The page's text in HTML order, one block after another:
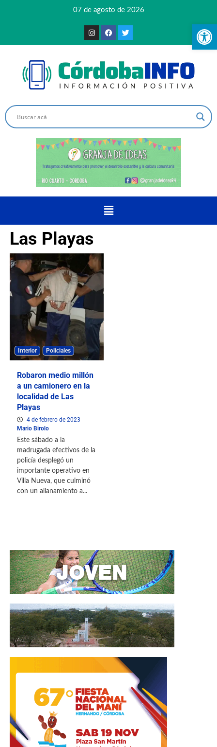
07 de agosto de 2026
Las Playas
Interior Policiales
Robaron medio millón
a un camionero en la
localidad de Las
Playas
4 de febrero de 2023
Mario Birolo
Este sábado a la
madrugada efectivos de la
policía desplegó un
importante operativo en
Villa Nueva, que culminó
con un allanamiento a...